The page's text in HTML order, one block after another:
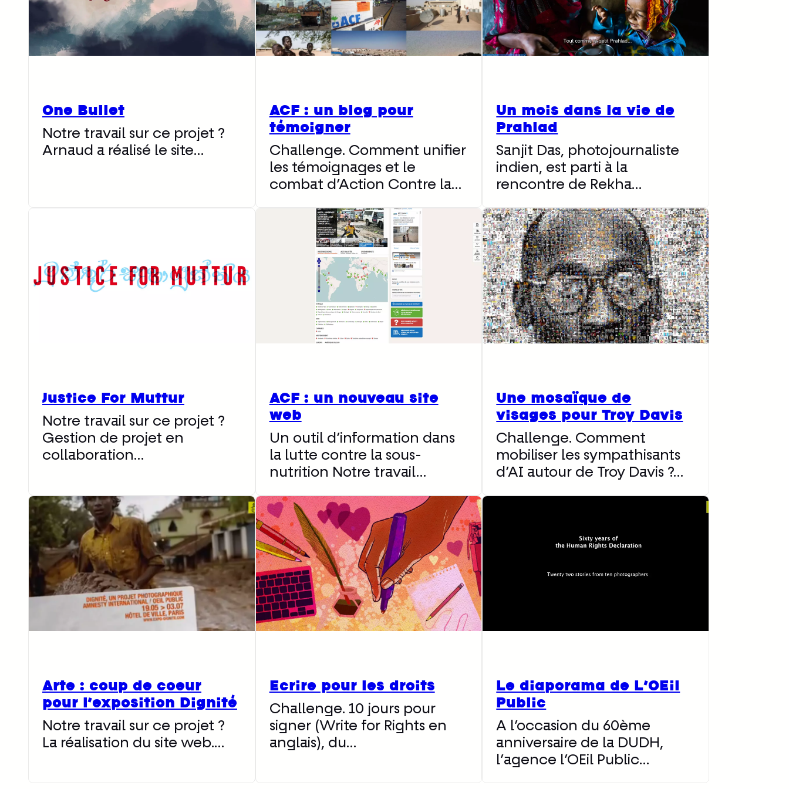
One Bullet
Notre travail sur ce projet ?
Arnaud a réalisé le site…
ACF : un blog pour
témoigner
Challenge. Comment unifier
les témoignages et le
combat d’Action Contre la…
Un mois dans la vie de
Prahlad
Sanjit Das, photojournaliste
indien, est parti à la
rencontre de Rekha…
Justice For Muttur
Notre travail sur ce projet ?
Gestion de projet en
collaboration…
ACF : un nouveau site
web
Un outil d’information dans
la lutte contre la sous-
nutrition Notre travail…
Une mosaïque de
visages pour Troy Davis
Challenge. Comment
mobiliser les sympathisants
d’AI autour de Troy Davis ?…
Arte : coup de coeur
pour l’exposition Dignité
Notre travail sur ce projet ?
La réalisation du site web.…
Ecrire pour les droits
Challenge. 10 jours pour
signer (Write for Rights en
anglais), du…
Le diaporama de L’OEil
Public
A l’occasion du 60ème
anniversaire de la DUDH,
l’agence l’OEil Public…